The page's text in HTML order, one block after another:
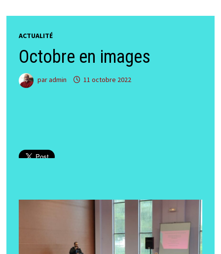
ACTUALITÉ
Octobre en images
paradmin 11 octobre 2022